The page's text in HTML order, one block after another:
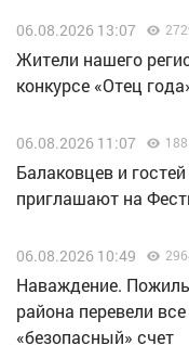
06.08.2026 13:07
Жители нашего
конкурсе «Отец
06.08.2026 11:07
Балаковцев и
приглашают на
06.08.2026 10:49
Наваждение.
района перевели
«безопасный» счет